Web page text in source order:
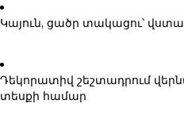
Կայուն, ցածր տակացու՝
Դեկորատիվ շեշտադրում
տեսքի համար